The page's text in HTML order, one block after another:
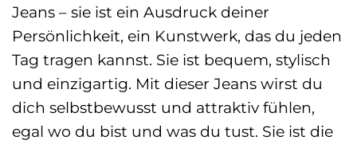
Jeans – sie ist ein Ausdruck deiner
Persönlichkeit, ein Kunstwerk, das du jeden
Tag tragen kannst. Sie ist bequem, stylisch
und einzigartig. Mit dieser Jeans wirst du
dich selbstbewusst und attraktiv fühlen,
egal wo du bist und was du tust. Sie ist die